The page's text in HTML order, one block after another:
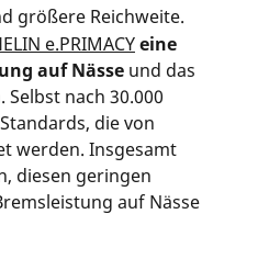
größere Reichweite.
e.PRIMACYeine
auf Nässe und das
nach 30.000
die von
werden. Insgesamt
diesen geringen
auf Nässe